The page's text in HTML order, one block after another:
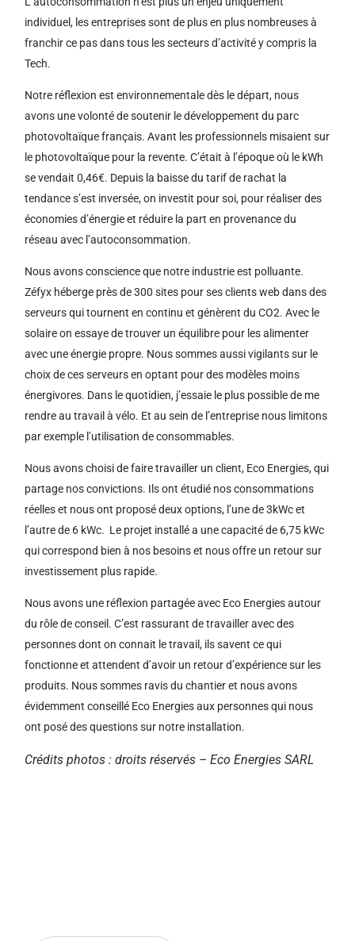
individuel, les entreprises sont de plus en plus nombreuses à
franchir ce pas dans tous les secteurs d’activité y compris la
Tech.
Notre réflexion est environnementale dès le départ, nous
avons une volonté de soutenir le développement du parc
photovoltaïque français. Avant les professionnels misaient sur
le photovoltaïque pour la revente. C’était à l’époque où le kWh
se vendait 0,46€. Depuis la baisse du tarif de rachat la
tendance s’est inversée, on investit pour soi, pour réaliser des
économies d’énergie et réduire la part en provenance du
réseau avec l’autoconsommation.
Nous avons conscience que notre industrie est polluante.
Zéfyx héberge près de 300 sites pour ses clients web dans des
serveurs qui tournent en continu et génèrent du CO2. Avec le
solaire on essaye de trouver un équilibre pour les alimenter
avec une énergie propre. Nous sommes aussi vigilants sur le
choix de ces serveurs en optant pour des modèles moins
énergivores. Dans le quotidien, j’essaie le plus possible de me
rendre au travail à vélo. Et au sein de l’entreprise nous limitons
par exemple l’utilisation de consommables.
Nous avons choisi de faire travailler un client, Eco Energies, qui
partage nos convictions. Ils ont étudié nos consommations
réelles et nous ont proposé deux options, l’une de 3kWc et
l’autre de 6 kWc. Le projet installé a une capacité de 6,75 kWc
qui correspond bien à nos besoins et nous offre un retour sur
investissement plus rapide.
Nous avons une réflexion partagée avec Eco Energies autour
du rôle de conseil. C’est rassurant de travailler avec des
personnes dont on connait le travail, ils savent ce qui
fonctionne et attendent d’avoir un retour d’expérience sur les
produits. Nous sommes ravis du chantier et nous avons
évidemment conseillé Eco Energies aux personnes qui nous
ont posé des questions sur notre installation.
Crédits photos : droits réservés – Eco Energies SARL